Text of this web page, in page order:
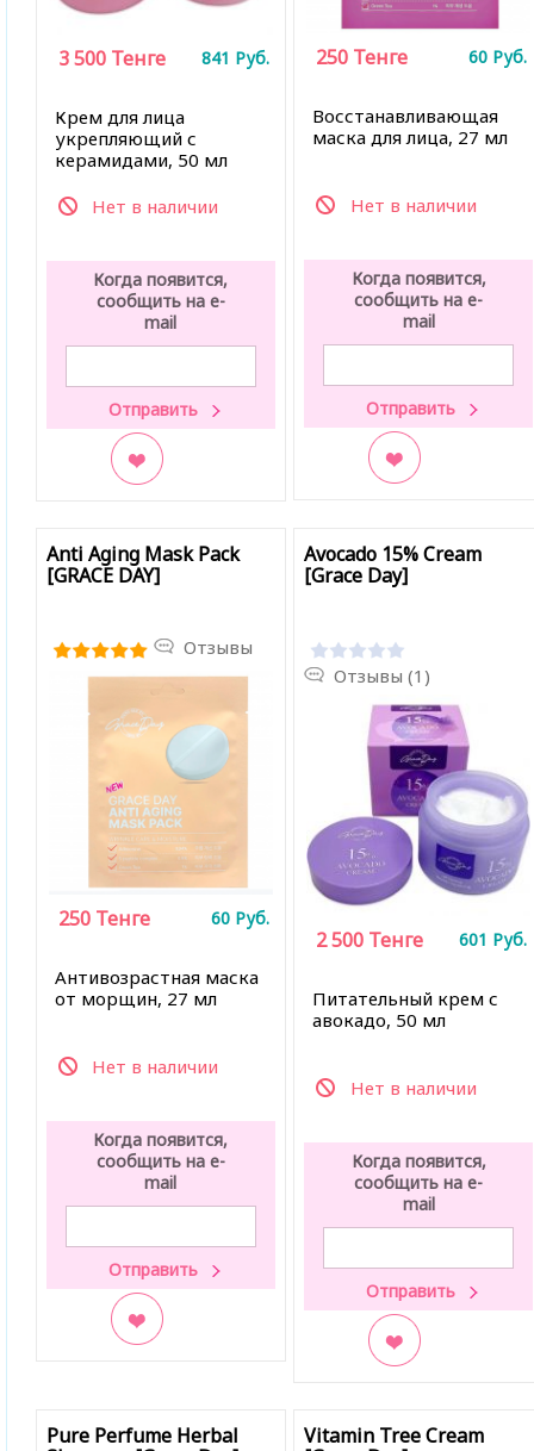
Крем для лица
укрепляющий с
керамидами, 50 мл
Нет в наличии
3 500 Тенге 841 Руб.
Когда появится,
сообщить на e-
mail
Восстанавливающая
маска для лица, 27 мл
Нет в наличии
250 Тенге 60 Руб.
Когда появится,
сообщить на e-
mail
Anti Aging Mask Pack
[GRACE DAY]
Отзывы
Антивозрастная маска
от морщин, 27 мл
Нет в наличии
250 Тенге 60 Руб.
Когда появится,
сообщить на e-
mail
Avocado 15% Cream
[Grace Day]
Отзывы (1)
Питательный крем с
авокадо, 50 мл
Нет в наличии
2 500 Тенге 601 Руб.
Когда появится,
сообщить на e-
mail
Pure Perfume Herbal
Vitamin Tree Cream